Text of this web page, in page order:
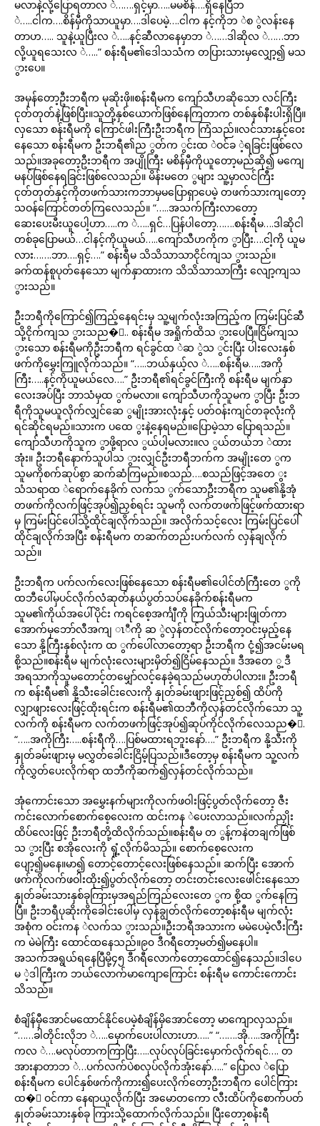
မလာနဲ့လို့ပြောရတာလ ဲ…….ရှင့်မှာ…..မမစိန်….ရှိနေပြီဘ
ဲ…..ငါက….စိန်မှီကိုသာယူမှာ….ဒါပေမဲ့….ငါက နင့်ကိုဘ ဲစ ွဲလန်းနေ
တာဟ….. သူနဲ့ယူပြီးလ ဲ…..နင့်ဆီလာနေမှာဘ ဲ……ဒါဆိုလ ဲ……ဘာ
လို့ယူရသေးလ ဲ…..” စန်းရီမ၏ဒေါသသံက တပြားသားမှလျှော့၍ မသ
ွားပေ။
အမှန်တော့ဦးဘရီက မုဆိုးဖို။စန်းရီမက ကျော်သီဟဆိုသော လင်ကြီး
ငုတ်တုတ်နဲ့ဖြစ်ပြီး။သူတို့နှစ်ယောက်ဖြစ်နေကြတာက တစ်နှစ်နီးပါးရှိပြီ။
လှသော စန်းရီမကို ကြောင်ဖါးကြီးဦးဘရီက ကြံသည်။လင်သားနှင့်ဝေး
နေသော စန်းရီမက ဦးဘရီ၏ည ွတ်က ွင်းထ ဲဝင်ခ ဲ့ရခြင်းဖြစ်လေ
သည်။အခုတော့ဦးဘရီက အပျိုကြီး မစိန်မှီကိုယူတော့မည်ဆို၍ မကျေ
မနပ်ဖြစ်နေရခြင်းဖြစ်လေသည်။ မိန်းမတေ ွများ သူ့မှာလင်ကြီး
ငုတ်တုတ်နှင့်ကိုတဖက်သားကဘာမှမပြောရှာပေမဲ့ တဖက်သားကျတော့
သဝန်ကြောင်တတ်ကြလေသည်။ “…..အသက်ကြီးလာတော့
ဆေးပေးမီးယူပေါ့ဟာ…..က ဲ…..ရှင်…ပြန်ပါတော့…….စန်းရီမ….ဒါဆိုငါ
တစ်ခုပြောမယ်…ငါနင့်ကိုယူမယ်…..ကျော်သီဟကိုက ွာပြီး….ငါ့ကို ယူမ
လား…….ဘာ….ရှင့်….” စန်းရီမ သိသိသာသာငိုင်ကျသ ွားသည်။
ခက်ထန်စူပုတ်နေသော မျက်နှာထားက သိသိသာသာကြီး လျော့ကျသ
ွားသည်။
ဦးဘရီကိုကြောင်၍ကြည့်နေရင်းမှ သူ့မျက်လုံးအကြည့်က ကြမ်းပြင်ဆီ
သို့ငိုက်ကျသ ွားသည�်.. စန်းရီမ အရှိုက်ထိသ ွားပေပြီ။ငြိမ်ကျသ
ွားသော စန်းရီမကိုဦးဘရီက ရင်ခွင်ထ ဲဆ ွဲသ ွင်းပြီး ပါးလေးနှစ်
ဖက်ကိုမွှေးကြူလိုက်သည်။ “…..ဘယ်နှယ့်လ ဲ…..စန်းရီမ…..အကို
ကြီး…..နင့်ကိုယူမယ်လေ….” ဦးဘရီ၏ရင်ခွင်ကြီးကို စန်းရီမ မျက်နှာ
လေးအပ်ပြီး ဘာသံမှထ ွက်မလာ။ ကျော်သီဟကိုသူမက ွာပြီး ဦးဘ
ရီကိုသူမယူလိုက်လျှင်ဆေ ွမျိုးအားလုံးနှင့် ပတ်ဝန်းကျင်တခုလုံးကို
ရင်ဆိုင်ရမည်။သားက ပထေ ွးနဲ့နေရမည်။ပြောမဲ့သာ ပြောရသည်။
ကျော်သီဟကိုသူက ွာဖို့ရာလ ွယ်ပါ့မလား။လ ွယ်တယ်ဘ ဲထား
အုံး။ ဦးဘရီနောက်သူပါသ ွားလျှင်ဦးဘရီဘက်က အမျိုးတေ ွက
သူမကိုစက်ဆုပ်စွာ ဆက်ဆံကြမည်။စသည်….စသည်ဖြင့်အတေ ွး
သံသရာထ ဲရောက်နေခိုက် လက်သ ွက်သောဦးဘရီက သူမ၏နို့အုံ
တဖက်ကိုလက်ဖြင့်အုပ်၍ညှစ်ရင်း သူမကို လက်တဖက်ဖြင့်ဖက်ထားရာ
မှ ကြမ်းပြင်ပေါ်သို့ထိုင်ချလိုက်သည်။ အလိုက်သင့်လေး ကြမ်းပြင်ပေါ်
ထိုင်ချလိုက်အပြီး စန်းရီမက တဆက်တည်းပက်လက် လှန်ချလိုက်
သည်။
ဦးဘရီက ပက်လက်လေးဖြစ်နေသော စန်းရီမ၏ပေါင်တံကြီးတေ ွကို
ထဘီပေါ်မှပင်လိုက်လံဆုတ်နယ်ပွတ်သပ်နေခိုက်စန်းရီမက
သူမ၏ကိုယ်အပေါ်ပိုင်း ကရင်စေ့အင်္ကျီကို ကြယ်သီးများဖြုတ်ကာ
အောက်မှဘော်လီအကျ ၤီကို ဆ ွဲလှန်တင်လိုက်တော့ဝင်းမှည့်နေ
သော နို့ကြီးနှစ်လုံးက ထ ွက်ပေါ်လာတော့ရာ ဦးဘရီက ငုံ့၍အငမ်းမရ
စို့သည်။စန်းရီမ မျက်လုံးလေးများမှိတ်၍ငြိမ်နေသည်။ ဒီအတေ ွ့ ဒီ
အရသာကိုသူမတောင့်တမျှော်လင့်နေခဲ့ရသည်မဟုတ်ပါလား။ ဦးဘရီ
က စန်းရီမ၏ နို့သီးခေါင်းလေးကို နှုတ်ခမ်းဖျားဖြင့်ညှစ်၍ ထိပ်ကို
လျှာဖျားလေးဖြင့်ထိုးရင်းက စန်းရီမ၏ထဘီကိုလှန်တင်လိုက်သော သူ့
လက်ကို စန်းရီမက လက်တဖက်ဖြင့်အုပ်၍ဆုပ်ကိုင်လိုက်လေသည�်.
“…..အကိုကြီး…..စန်းရီကို….ပြစ်မထားရဘူးနော်….” ဦးဘရီက နို့သီးကို
နှုတ်ခမ်းဖျားမှ မလွှတ်ခေါင်းငြိမ့်ပြသည်။ဒီတော့မှ စန်းရီမက သူ့လက်
ကိုလွှတ်ပေးလိုက်ရာ ထဘီကိုဆက်၍လှန်တင်လိုက်သည်။
အုံကောင်းသော အမွှေးနက်များကိုလက်ဖဝါးဖြင့်ပွတ်လိုက်တော့ ဇီး
ကင်းလောက်စောက်စေ့လေးက ထင်းကန ဲပေးလာသည်။လက်ညှိုး
ထိပ်လေးဖြင့် ဦးဘရီတို့ထိလိုက်သည်။စန်းရီမ တ ွန့်ကနဲတချက်ဖြစ်
သ ွားပြီး စအိုလေးကို ရှုံ့လိုက်မိသည်။ စောက်စေ့လေးက
ပျော့၍မနေ။မာ၍ တောင့်တောင့်လေးဖြစ်နေသည်။ ဆက်ပြီး အောက်
ဖက်ကိုလက်ဖဝါးထိုး၍ပွတ်လိုက်တော့ တင်းတင်းလေးဖေါင်းနေသော
နှုတ်ခမ်းသားနှစ်ခုကြားမှအရည်ကြည်လေးတေ ွက စို့ထ ွက်နေကြ
ပြီ။ ဦးဘရီပုဆိုးကိုခေါင်းပေါ်မှ လှန်ချွတ်လိုက်တော့စန်းရီမ မျက်လုံး
အစုံက ဝင်းကန ဲလက်သ ွားသည်။ဦးဘရီအသားက မမဲပေမဲ့လီးကြီး
က မဲမဲကြီး ထောင်ထနေသည်။၉၀ ဒီဂရီတော့မတ်၍မနေပါ။
အသက်အရွယ်ရနေပြီမို့၄၅ ဒီဂရီလောက်တော့ထောင်၍နေသည်။ဒါပေ
မ ဲ့ဒါကြီးက ဘယ်လောက်မာကျောကြောင်း စန်းရီမ ကောင်းကောင်း
သိသည်။
စံချိန်မှီအောင်မထောင်နိုင်ပေမဲ့စံချိန်မှိအောင်တော့ မာကျောလှသည်။
“……ခါတိုင်းလိုဘ ဲ…..မှောက်ပေးပါလားဟာ…..” “…….အို…..အကိုကြီး
ကလ ဲ….မလုပ်တာကကြာပြီး…..လုပ်လုပ်ခြင်းမှောက်လိုက်ရင်…. တ
အားနာတာဘ ဲ…ပက်လက်ပဲစလုပ်လိုက်အုံးနော်…..” ပြောလ ဲပြော
စန်းရီမက ပေါင်နှစ်ဖက်ကိုကား၍ပေးလိုက်တော့ဦးဘရီက ပေါင်ကြား
ထ�ဲ ဝင်ကာ နေရာယူလိုက်ပြီး အမောတကော လီးထိပ်ကိုစောက်ပတ်
နှုတ်ခမ်းသားနှစ်ခု ကြားသို့ထောက်လိုက်သည်။ ပြီးတော့စန်းရီ